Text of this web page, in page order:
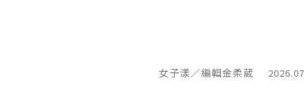
女子漾／編輯金柔葳